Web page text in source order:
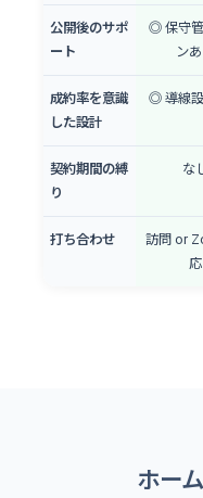
公開後のサポ
ート
◎ 保守
ン
成約率を意識
した設計
◎ 導線
契約期間の縛
り
な
打ち合わせ
訪問 or
応
ホー